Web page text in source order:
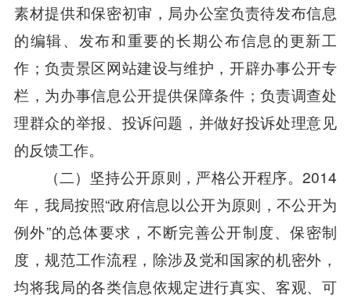
素材提供和保密初审，局办公室负责待发布信息
的编辑、发布和重要的长期公布信息的更新工
作；负责景区网站建设与维护，开辟办事公开专
栏，为办事信息公开提供保障条件；负责调查处
理群众的举报、投诉问题，并做好投诉处理意见
的反馈工作。
（二）坚持公开原则，严格公开程序。2014
年，我局按照“政府信息以公开为原则，不公开为
例外”的总体要求，不断完善公开制度、保密制
度，规范工作流程，除涉及党和国家的机密外，
均将我局的各类信息依规定进行真实、客观、可